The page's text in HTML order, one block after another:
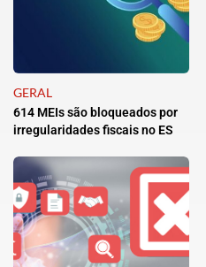
GERAL
614 MEIs são bloqueados por
irregularidades fiscais no ES